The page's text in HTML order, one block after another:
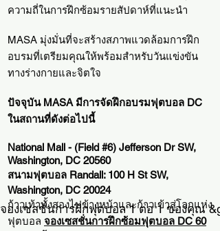
ความถี่ในการฝึกซ้อมรายสัปดาห์ที่แนะนำ
MASA มุ่งมั่นที่จะสร้างสภาพแวดล้อมการฝึก
อบรมที่เตรียมคุณให้พร้อมสำหรับวันแข่งขัน
ทางร่างกายและจิตใจ
ปัจจุบัน MASA มีการจัดฝึกอบรมฟุตบอล DC
ในสถานที่ดังต่อไปนี้
National Mall - (Field #6) Jefferson Dr SW,
Washington, DC 20560
สนามฟุตบอล Randall: 100 H St SW,
Washington, DC 20024
ก้าวเท้าทั้งสองไปข้างหน้าและก้าวเข้าสู่โลกแห่ง
ฟุตบอล จองเซสชั่นการฝึกซ้อมฟุตบอล DC 60
จองเซสชั่นการฝึกฟุตบอล 1 ต่อ 1 ของคุณ